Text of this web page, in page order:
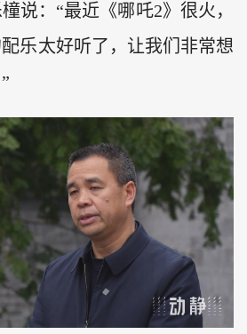
说：“最近《哪吒2》很火，
乐太好听了，让我们非常想